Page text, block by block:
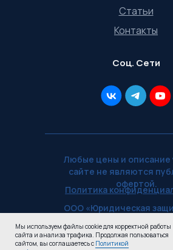
Узнай,
Мы используем файлы cookie для корректной работы
сайта и анализа трафика. Продолжая пользоваться
сайтом, вы соглашаетесь с Политикой
Контакты
Статьи
Политика
voennikru.ru ©
ООО «Юридическая
Соц. Сети
Любые цены и описание
сайте не являются
офертой.